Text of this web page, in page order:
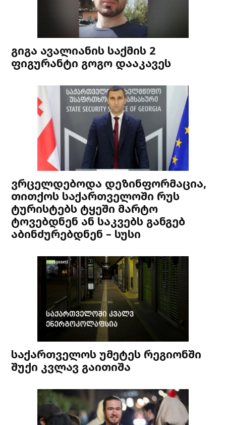
გიგა ავალიანის საქმის 2
ფიგურანტი გოგო დააკავეს
ვრცელდებოდა დეზინფორმაცია,
თითქოს საქართველოში რუს
ტურისტებს ტყეში მარტო
ტოვებდნენ ან საკვებს განგებ
აბინძურებდნენ – სუსი
საქართველოს უმეტეს რეგიონში
შუქი კვლავ გაითიშა